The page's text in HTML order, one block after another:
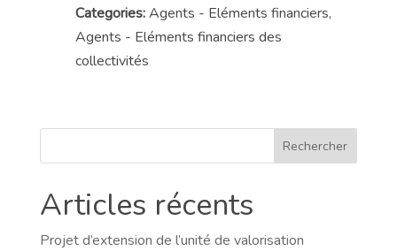
Categories:Agents - Eléments financiers,
Agents - Eléments financiers des
collectivités
Rechercher
Articles récents
Projet d’extension de l’unité de valorisation